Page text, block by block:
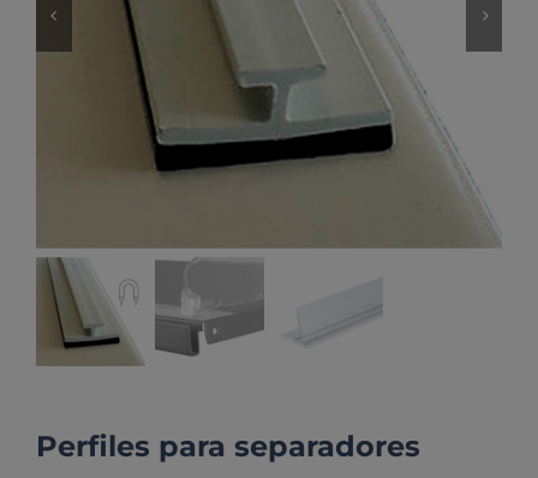
Perfiles para separadores